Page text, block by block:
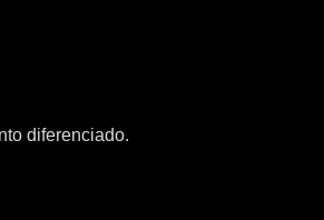
diferenciado.